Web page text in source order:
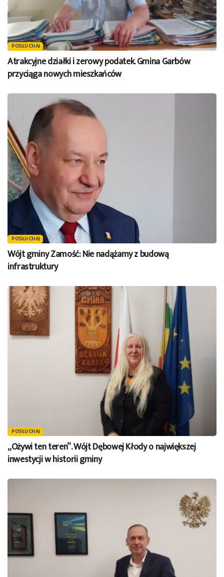
POSŁUCHAJ
Atrakcyjne działki i zerowy podatek. Gmina Garbów
przyciąga nowych mieszkańców
POSŁUCHAJ
Wójt gminy Zamość: Nie nadążamy z budową
infrastruktury
POSŁUCHAJ
„Ożywi ten teren”. Wójt Dębowej Kłody o największej
inwestycji w historii gminy